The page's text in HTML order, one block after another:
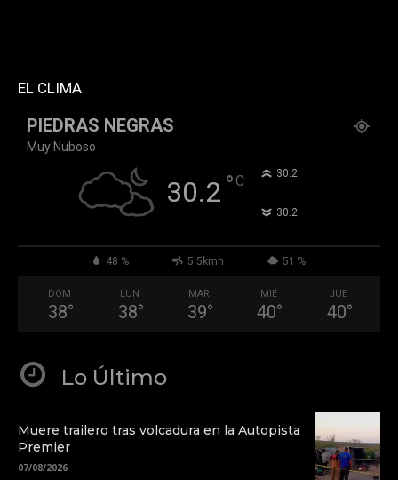
EL CLIMA
PIEDRAS NEGRAS
Muy Nuboso
30.2 °C 30.2°
30.2°
48 % 5.5kmh 51 %
DOM
38°
LUN
38°
MAR
39°
MIÉ
40°
JUE
40°
Lo Último
Muere trailero tras volcadura en la Autopista
Premier
07/08/2026